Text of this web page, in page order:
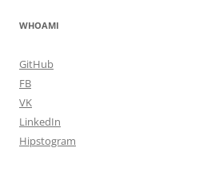
WHOAMI
GitHub
FB
VK
LinkedIn
Hipstogram